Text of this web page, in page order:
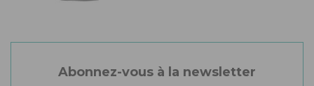
Abonnez-vous à la newsletter